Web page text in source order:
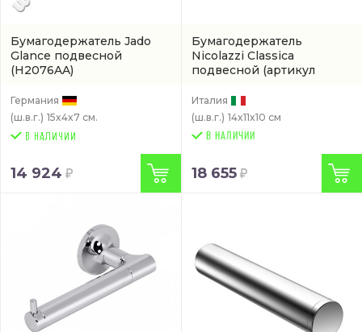
Бумагодержатель Jado
Glance подвесной
(H2076AA)
Германия
(ш.в.г.) 15x4x7 см.
14 924
Бумагодержатель
Nicolazzi Classica
подвесной (артикул
Италия
(ш.в.г.) 14x11x10 см
В НАЛИЧИИ
18 655